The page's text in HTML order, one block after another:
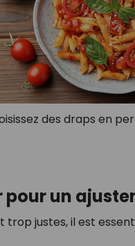
des draps en
pour un
justes, il est